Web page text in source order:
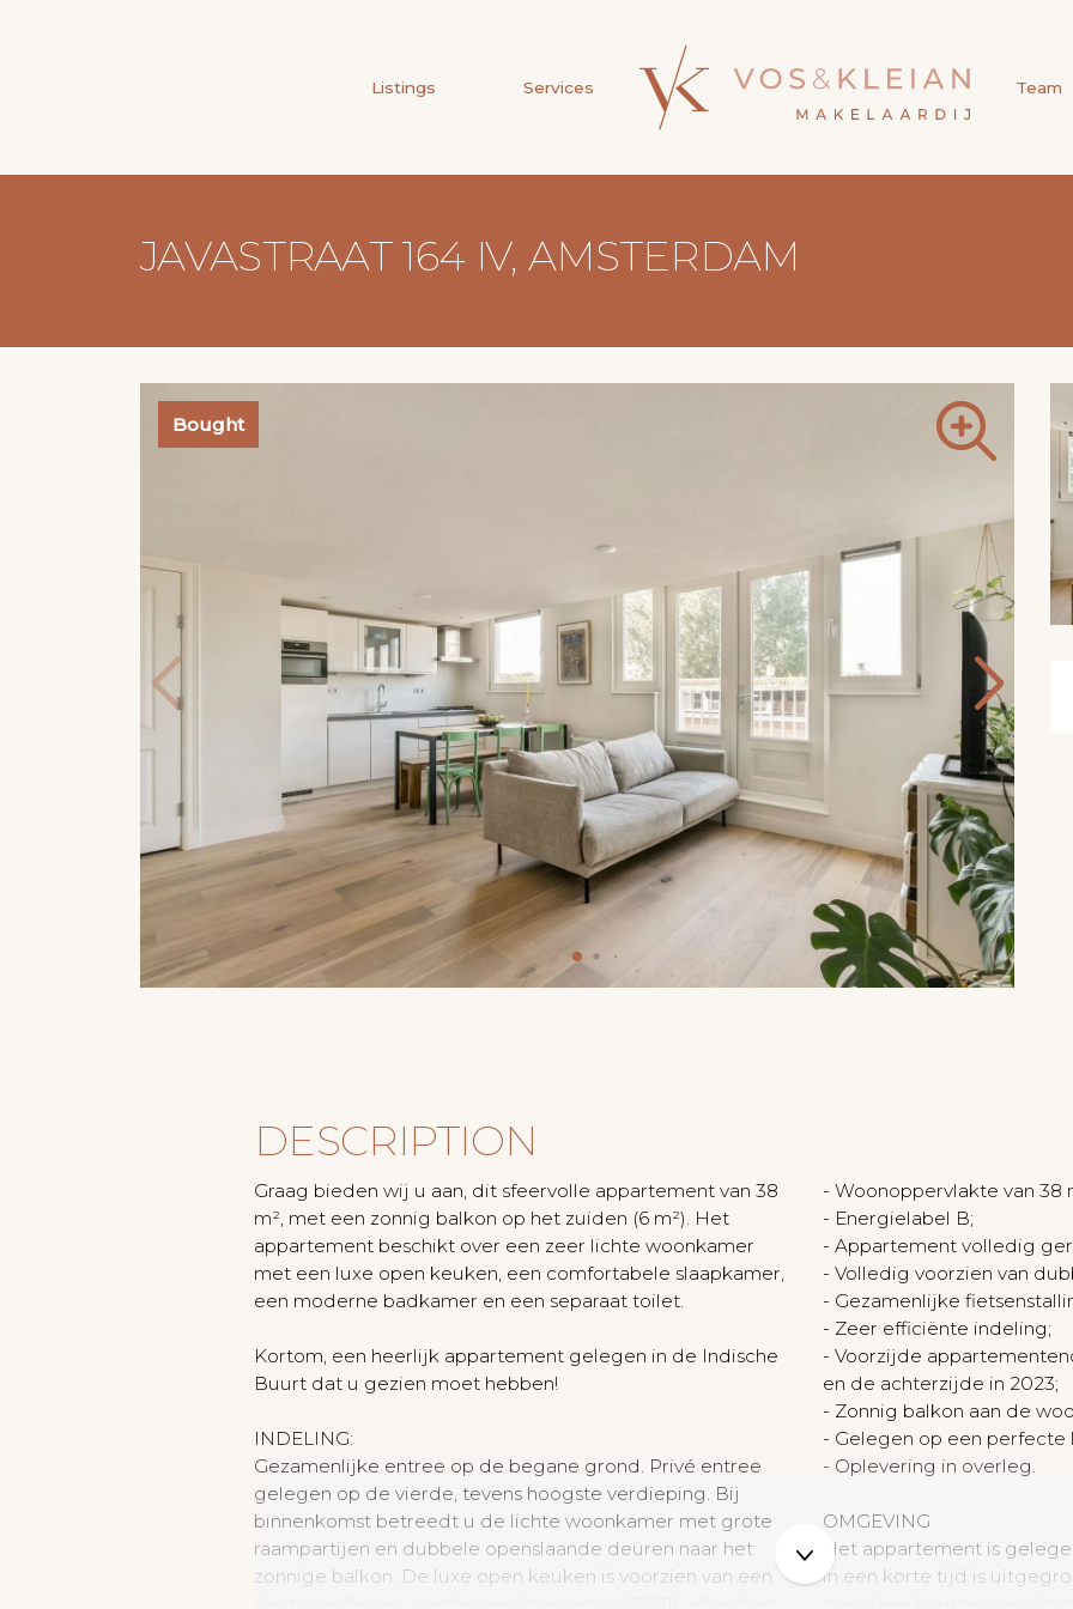
Listings Services Team
JAVASTRAAT 164 IV, AMSTERDAM
Bought
DESCRIPTION
Graag bieden wij u aan, dit sfeervolle appartement van 38
m², met een zonnig balkon op het zuiden (6 m²). Het
appartement beschikt over een zeer lichte woonkamer
met een luxe open keuken, een comfortabele slaapkamer,
een moderne badkamer en een separaat toilet.
Kortom, een heerlijk appartement gelegen in de Indische
Buurt dat u gezien moet hebben!
INDELING:
Gezamenlijke entree op de begane grond. Privé entree
gelegen op de vierde, tevens hoogste verdieping. Bij
binnenkomst betreedt u de lichte woonkamer met grote
raampartijen en dubbele openslaande deuren naar het
zonnige balkon. De luxe open keuken is voorzien van een
- Woonoppervlakte van 38
- Energielabel B;
- Appartement volledig
- Volledig voorzien van
- Gezamenlijke
- Zeer efficiënte indeling;
- Voorzijde
en de achterzijde in 2023;
- Zonnig balkon aan de
- Gelegen op een
- Oplevering in overleg.
OMGEVING
Het appartement is
in een korte tijd is